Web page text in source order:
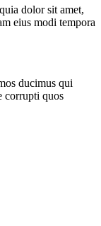
dolor sit amet,
eius modi tempora
ducimus qui
corrupti quos